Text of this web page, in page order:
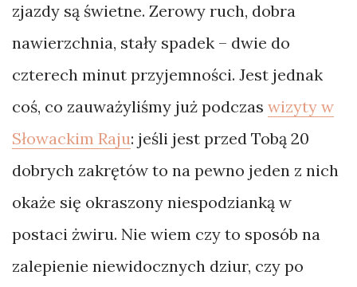
zjazdy są świetne. Zerowy ruch, dobra
nawierzchnia, stały spadek – dwie do
czterech minut przyjemności. Jest jednak
coś, co zauważyliśmy już podczas wizyty w
Słowackim Raju: jeśli jest przed Tobą 20
dobrych zakrętów to na pewno jeden z nich
okaże się okraszony niespodzianką w
postaci żwiru. Nie wiem czy to sposób na
zalepienie niewidocznych dziur, czy po